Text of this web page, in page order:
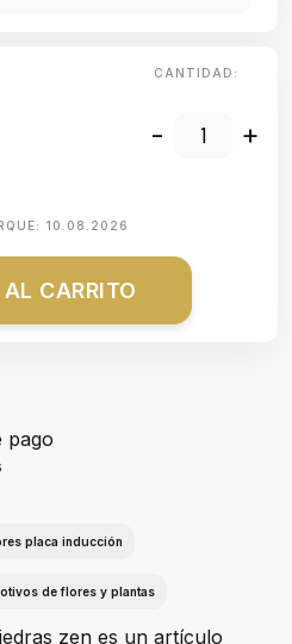
CANTIDAD:
- +
10.08.2026
CARRITO
pago
placa inducción
de flores y plantas
zen es un artículo